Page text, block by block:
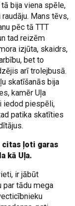
bija viena spēle,
Mans tēvs,
pēc tā TTT
tad reizēm
izjūta, skaidrs,
bet to
arī trolejbusā.
skatīšanās bija
kamēr Uļa
iedod piespēli,
patika skatīties
citas ļoti garas
kā Uļa.
ir jābūt
par tādu mega